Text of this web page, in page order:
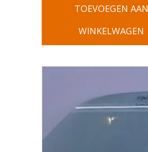
TOEVOEGEN AAN
WINKELWAGEN